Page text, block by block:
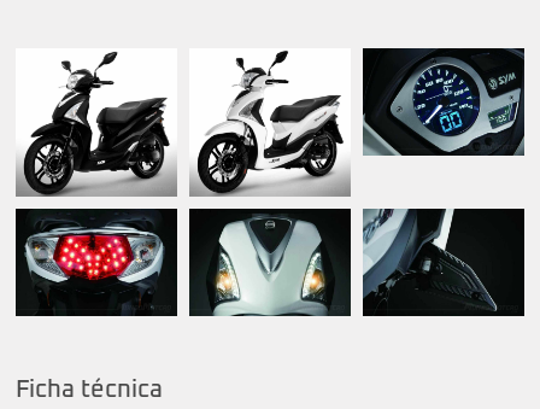
Ficha técnica